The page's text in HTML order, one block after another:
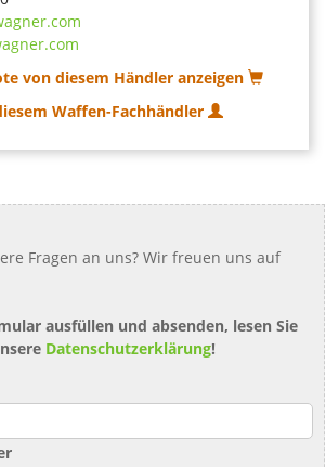
von diesem Händler anzeigen
Waffen-Fachhändler
Fragen an uns? Wir freuen uns auf
ausfüllen und absenden, lesen Sie
Datenschutzerklärung!